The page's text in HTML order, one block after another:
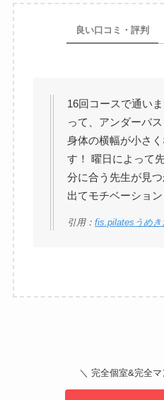
良い口コミ・評判
16回コースで通い
って、アンダーバス
身体の横幅が小さ
す！ 曜日によって
分に合う先生が見
出てモチベーション
引用：fis.pilatesうめき
＼ 完全個室&完全